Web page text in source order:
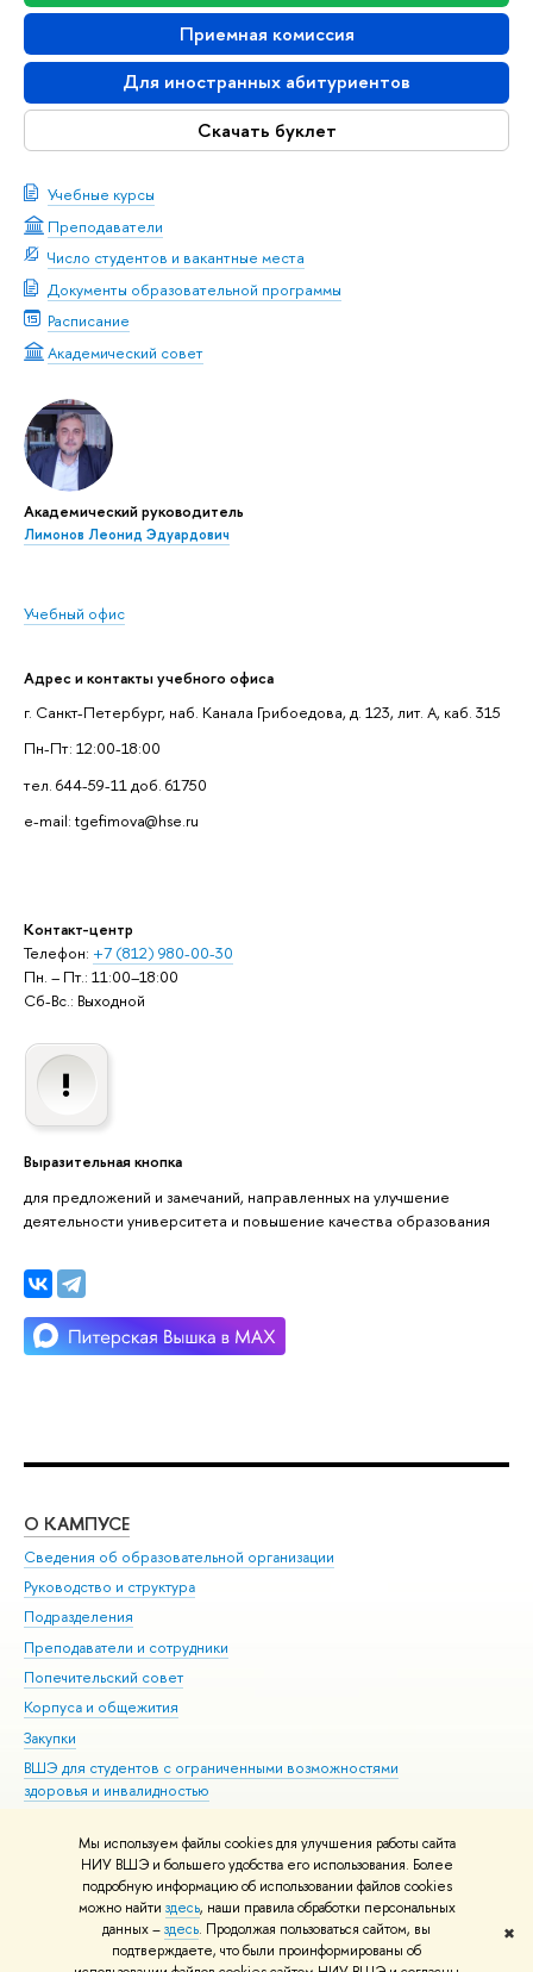
Мы используем файлы cookies для улучшения работы сайта
НИУ ВШЭ и большего удобства его использования. Более
подробную информацию об использовании файлов cookies
можно найти здесь, наши правила обработки персональных
данных –здесь. Продолжая пользоваться сайтом, вы
подтверждаете, что были проинформированы об
✖
Приемная комиссия
Для иностранных абитуриентов
Скачать буклет
Учебные курсы
Преподаватели
Число студентов и вакантные места
Документы образовательной программы
Расписание
Академический совет
Академический руководитель
Лимонов Леонид Эдуардович
Учебный офис
Адрес и контакты учебного офиса
г. Санкт-Петербург, наб. Канала Грибоедова, д. 123, лит. А, каб. 315
Пн-Пт: 12:00-18:00
тел. 644-59-11 доб. 61750
e-mail: tgefimova@hse.ru
Контакт-центр
Телефон: +7 (812) 980-00-30
Пн. – Пт.: 11:00–18:00
Сб-Вс.: Выходной
Выразительная кнопка
для предложений и замечаний, направленных на улучшение
деятельности университета и повышение качества образования
О КАМПУСЕ
Сведения об образовательной организации
Руководство и структура
Подразделения
Преподаватели и сотрудники
Попечительский совет
Корпуса и общежития
Закупки
ВШЭ для студентов с ограниченными возможностями
здоровья и инвалидностью
Единая платежная страница